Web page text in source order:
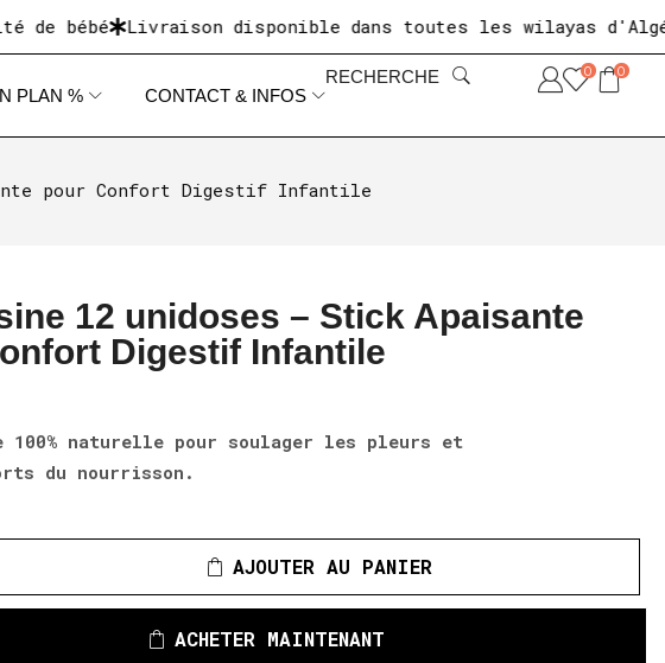
Livraison disponible dans toutes les wilayas d'Algérie
PLAN % CONTACT & INFOS
RECHERCHE 0 0
pour Confort Digestif Infantile
12 unidoses – Stick Apaisante
Digestif Infantile
100% naturelle pour soulager les pleurs et
du nourrisson.
AJOUTER AU PANIER
ACHETER MAINTENANT